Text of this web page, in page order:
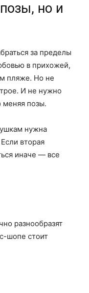
но и
за пределы
в прихожей,
пляже. Но не
И не нужно
меняя позы.
нужна
вторая
иначе — все
разнообразят
шопе стоит